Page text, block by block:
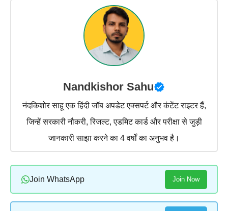
Nandkishor Sahu
नंदकिशोर साहू एक हिंदी जॉब अपडेट एक्सपर्ट और कंटेंट राइटर हैं,
जिन्हें सरकारी नौकरी, रिजल्ट, एडमिट कार्ड और परीक्षा से जुड़ी
जानकारी साझा करने का 4 वर्षों का अनुभव है।
Join WhatsApp Join Now